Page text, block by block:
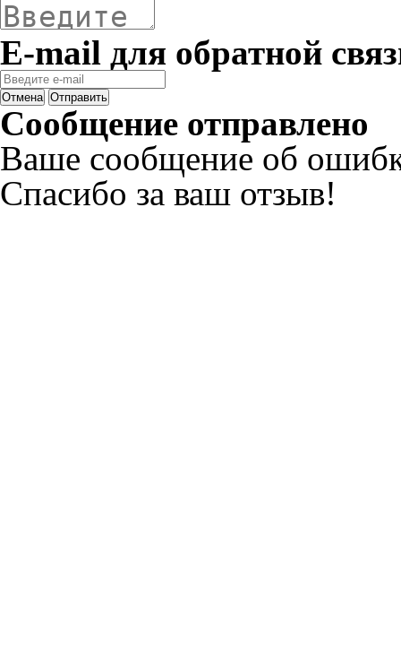
E-mail для обратной
Отмена Отправить
Сообщение отправлено
Ваше сообщение об
Спасибо за ваш отзыв!